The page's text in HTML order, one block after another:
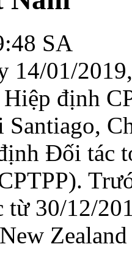
SA
14/01/
định
Santiago,
Đối tác
30/12/